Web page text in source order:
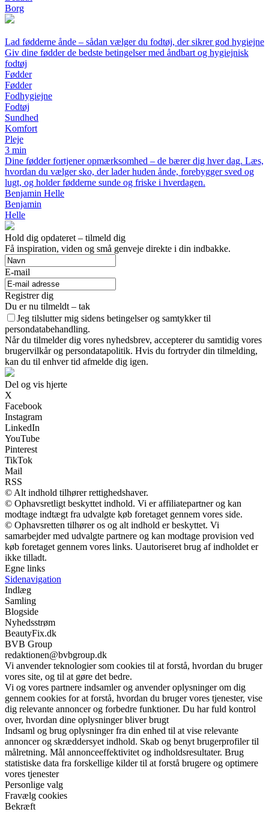
Borg
Lad fødderne ånde – sådan vælger du fodtøj, der sikrer god hygiejne
Giv dine fødder de bedste betingelser med åndbart og hygiejnisk
fodtøj
Fødder
Fødder
Fodhygiejne
Fodtøj
Sundhed
Komfort
Pleje
3 min
Dine fødder fortjener opmærksomhed – de bærer dig hver dag. Læs,
hvordan du vælger sko, der lader huden ånde, forebygger sved og
lugt, og holder fødderne sunde og friske i hverdagen.
Benjamin Helle
Benjamin
Helle
Hold dig opdateret – tilmeld dig
Få inspiration, viden og små genveje direkte i din indbakke.
E-mail
Registrer dig
Du er nu tilmeldt – tak
Jeg tilslutter mig sidens betingelser og samtykker til
persondatabehandling.
Når du tilmelder dig vores nyhedsbrev, accepterer du samtidig vores
brugervilkår og persondatapolitik. Hvis du fortryder din tilmelding,
kan du til enhver tid afmelde dig igen.
Del og vis hjerte
X
Facebook
Instagram
LinkedIn
YouTube
Pinterest
TikTok
Mail
RSS
© Alt indhold tilhører rettighedshaver.
© Ophavsretligt beskyttet indhold. Vi er affiliatepartner og kan
modtage indtægt fra udvalgte køb foretaget gennem vores side.
© Ophavsretten tilhører os og alt indhold er beskyttet. Vi
samarbejder med udvalgte partnere og kan modtage provision ved
køb foretaget gennem vores links. Uautoriseret brug af indholdet er
ikke tilladt.
Egne links
Sidenavigation
Indlæg
Samling
Blogside
Nyhedsstrøm
BeautyFix.dk
BVB Group
redaktionen@bvbgroup.dk
Vi anvender teknologier som cookies til at forstå, hvordan du bruger
vores site, og til at gøre det bedre.
Vi og vores partnere indsamler og anvender oplysninger om dig
gennem cookies for at forstå, hvordan du bruger vores tjenester, vise
dig relevante annoncer og forbedre funktioner. Du har fuld kontrol
over, hvordan dine oplysninger bliver brugt
Indsaml og brug oplysninger fra din enhed til at vise relevante
annoncer og skræddersyet indhold. Skab og benyt brugerprofiler til
målretning. Mål annonceeffektivitet og indholdsresultater. Brug
statistiske data fra forskellige kilder til at forstå brugere og optimere
vores tjenester
Personlige valg
Fravælg cookies
Bekræft